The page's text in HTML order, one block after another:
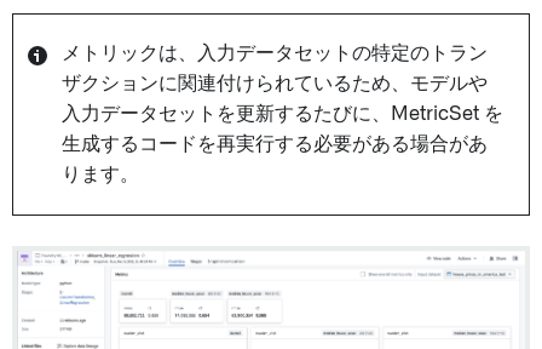
メトリックは、入力データセットの特定のトラン
ザクションに関連付けられているため、モデルや
入力データセットを更新するたびに、MetricSet を
生成するコードを再実行する必要がある場合があ
ります。